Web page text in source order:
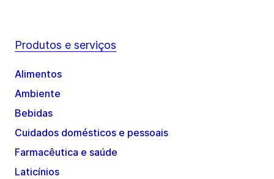
Produtos e serviços
Alimentos
Ambiente
Bebidas
Cuidados domésticos e pessoais
Farmacêutica e saúde
Laticínios